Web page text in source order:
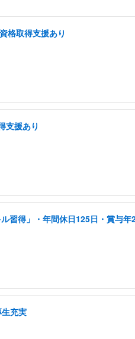
格取得支援あり
支援あり
習得」・年間休日125日・賞与年
充実